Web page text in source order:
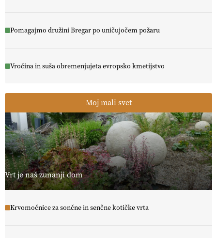
Pomagajmo družini Bregar po uničujočem požaru
Vročina in suša obremenjujeta evropsko kmetijstvo
Moj mali svet
Vrt je naš zunanji dom
Krvomočnice za sončne in senčne kotičke vrta